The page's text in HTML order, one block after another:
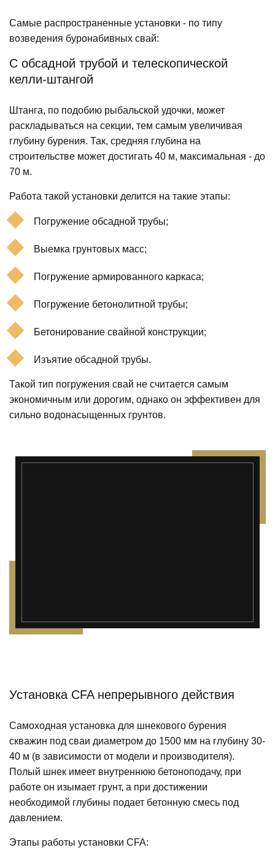
Самые распространенные установки - по типу
возведения буронабивных свай:
С обсадной трубой и телескопической
келли-штангой
Штанга, по подобию рыбальской удочки, может
раскладываться на секции, тем самым увеличивая
глубину бурения. Так, средняя глубина на
строительстве может достигать 40 м, максимальная - до
70 м.
Работа такой установки делится на такие этапы:
Погружение обсадной трубы;
Выемка грунтовых масс;
Погружение армированного каркаса;
Погружение бетонолитной трубы;
Бетонирование свайной конструкции;
Изъятие обсадной трубы.
Такой тип погружения свай не считается самым
экономичным или дорогим, однако он эффективен для
сильно водонасыщенных грунтов.
Установка CFA непрерывного действия
Самоходная установка для шнекового бурения
скважин под сваи диаметром до 1500 мм на глубину 30-
40 м (в зависимости от модели и производителя).
Полый шнек имеет внутреннюю бетоноподачу, при
работе он изымает грунт, а при достижении
необходимой глубины подает бетонную смесь под
давлением.
Этапы работы установки CFA: